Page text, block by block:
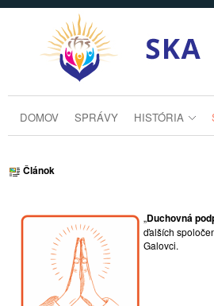
duchovna-podpora
DOMOV SPRÁVY HISTÓRIA
Článok
„Duchovná
ďalších
Galovci.